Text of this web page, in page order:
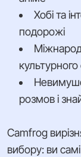
Хобі та
подорожі
розмов і
Camfrog
вибору: ви